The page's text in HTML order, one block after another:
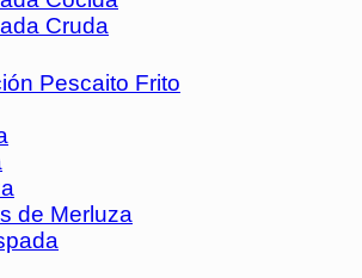
Cruda
Pescaito Frito
de Merluza